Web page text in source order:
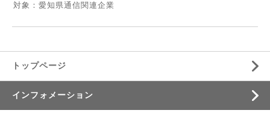
対象：愛知県通信関連企業
トップページ
インフォメーション